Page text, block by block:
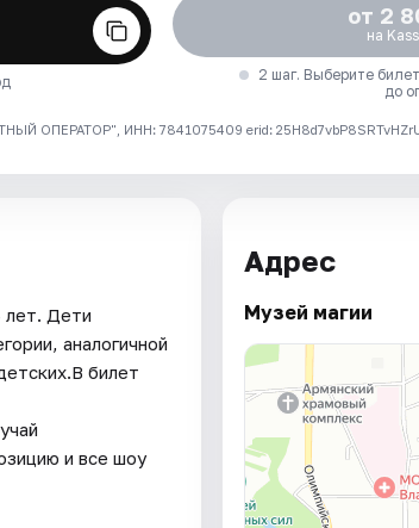
от 2
на
2 шаг. Выберите
до
ОПЕРАТОР", ИНН: 7841075409 erid:
лет. Дети
аналогичной
билет
и все шоу
Адрес
Музей магии